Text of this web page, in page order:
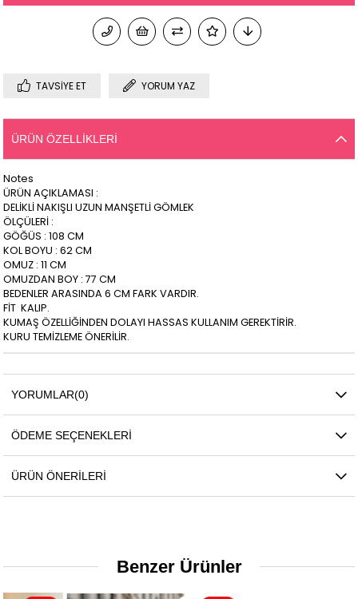
TAVSIYE ET YORUM YAZ
ÜRÜN ÖZELLIKLERI
Notes
ÜRÜN AÇIKLAMASI :
DELİKLİ NAKIŞLI UZUN MANŞETLİ GÖMLEK
ÖLÇÜLERİ :
GÖĞÜS : 108 CM
KOL BOYU : 62 CM
OMUZ : 11 CM
OMUZDAN BOY : 77 CM
BEDENLER ARASINDA 6 CM FARK VARDIR.
FİT KALIP.
KUMAŞ ÖZELLİĞİNDEN DOLAYI HASSAS KULLANIM GEREKTİRİR.
KURU TEMİZLEME ÖNERİLİR.
YORUMLAR(0)
ÖDEME SEÇENEKLERI
ÜRÜN ÖNERILERI
Benzer Ürünler